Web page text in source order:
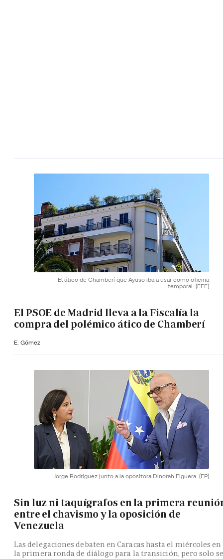
El ático de Chamberí que Ayuso iba a usar como oficina
temporal. (EFE)
El PSOE de Madrid lleva a la Fiscalía la
compra del polémico ático de Chamberí
E. Gómez
Jorge Rodríguez junto a la opositora Dinorah Figuera. (EP)
Sin luz ni taquígrafos en la primera
entre el chavismo y la oposición de
Venezuela
Las delegaciones debaten en Caracas hasta el miércoles en
la primera ronda de diálogo para la transición, pero solo se